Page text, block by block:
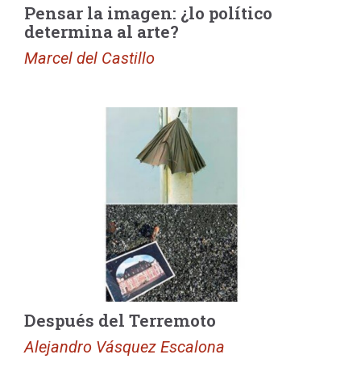
Pensar la imagen: ¿lo político
determina al arte?
Marcel del Castillo
Después del Terremoto
Alejandro Vásquez Escalona